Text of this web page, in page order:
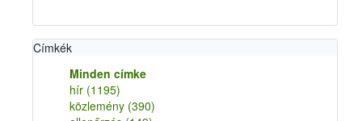
Címkék
Minden címke
hír (1195)
közlemény (390)